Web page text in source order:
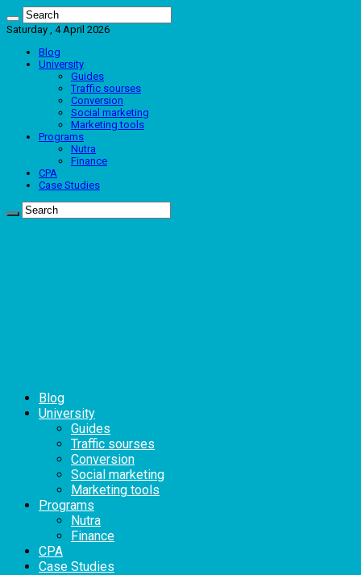
Saturday , 4 April 2026
Blog
University
Guides
Traffic sourses
Conversion
Social marketing
Marketing tools
Programs
Nutra
Finance
CPA
Case Studies
Blog
University
Guides
Traffic sourses
Conversion
Social marketing
Marketing tools
Programs
Nutra
Finance
CPA
Case Studies